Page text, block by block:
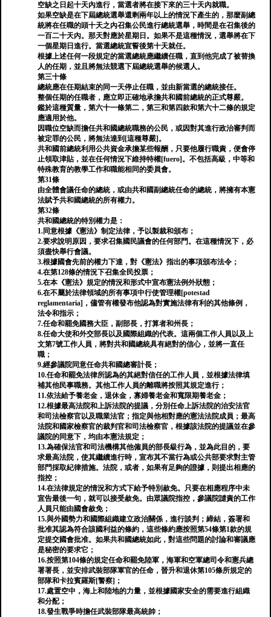
空缺之日起十天內進行，當選者將在接下來的三十天內就職。
如果空缺是在下屆總統選舉還剩兩年以上的情況下產生的，那麼副總
統將在任職的頭十天之內召集公民進行總統選舉，時間是在召集後的
一百二十天內。那天對應於星期日。如果不是這種情況，選舉將在下
一個星期日進行。當選總統宣誓後第十天就任。
根據上述任何一段規定的當選總統應繼續任職，直到他完成了被替換
人的任期，並且將無法競選下屆總統選舉的候選人。
第三十條
總統應在任期結束的同一天停止任職，並由新當選的總統接任。
整個任期的任職者，應立即正確地承擔共和國前總統的正式尊嚴。
鑑於這種質量，第六十一條第二，第三和第四款和第六十二條的規定
應適用於他。
因職位空缺而擔任共和國總統職務的公民，或因對其進行政治審判而
被定罪的公民，將無法達到[這種尊嚴]。
共和國前總統利用公共資金承擔某些報酬，只要他履行職責，便會停
止領取津貼，並在任何情況下維持特權[fuero]。不包括高級，中等和
特殊教育的教學工作和職能相同的委員會。
第31條
由全體會議任命的總統，或由共和國副總統任命的總統，將擁有本憲
法賦予共和國總統的所有權力。
第32條
共和國總統的特別權力是：
1.同意根據《憲法》制定法律，予以製裁和頒布；
2.要求說明原​​因，要求召集國民議會的任何部門。在這種情況下，必
須盡快舉行會議。
3.根據國會先前的權力下達，對《憲法》指出的事項頒布法令；
4.在第128條的情況下召集全民投票；
5.在本《憲法》規定的情況和形式中宣布憲法例外狀態；
6.在不屬於法律領域的所有事項中行使管理權[potestad
reglamentaria]，儘管有權發布他認為對實施法律有利的其他條例，
法令和指示；
7.任命和罷免國務大臣，副部長，打算者和州長；
8.任命大使和外交部長以及國際組織的代表。這兩個工作人員以及上
文第7號工作人員，將對共和國總統具有絕對的信心，並將一直任
職；
9.經參議院同意任命共和國總審計長；
10.任命和罷免法律所認為的其絕對信任的工作人員，並根據法律填
補其他民事職務。其他工作人員的離職將按照其規定進行；
11.依法給予養老金，退休金，寡婦養老金和寬限期養老金；
12.根據最高法院和上訴法院的提議，分別任命上訴法院的治安法官
和司法檢察官以及職業法官；指定與他相對應的憲法法院成員；最高
法院和國家檢察官的裁判官和司法檢察官，根據該法院的提議並在參
議院的同意下，均由本憲法規定；
13.為確保法官和司法機構其他僱員的部長級行為，並為此目的，要
求最高法院，使其繼續進行時，宣布其不當行為或公共部要求對主管
部門採取紀律措施。法院，或者，如果有足夠的證據，則提出相應的
指控；
14.在法律規定的情況和方式下給予特別赦免。只要在相應程序中未
宣告最後一句，就可以接受赦免。由眾議院指控，參議院譴責的工作
人員只能由國會赦免；
15.與外國勢力和國際組織建立政治關係，進行談判；締結，簽署和
批准其認為符合該國利益的條約，這些條約應按照第54條第1款的規
定提交國會批准。如果共和國總統如此，對這些問題的討論和審議應
是秘密的要求它；
16.按照第104條的規定任命和罷免陸軍，海軍和空軍總司令和憲兵總
署署長，並安排武裝部隊軍官的任命，晉升和退休第105條所規定的
部隊和卡拉賓羅斯[警察]；
17.處置空中，海上和陸地的力量，並根據國家安全的需要進行組織
和分配；
18.發生戰爭時擔任武裝部隊最高統帥；